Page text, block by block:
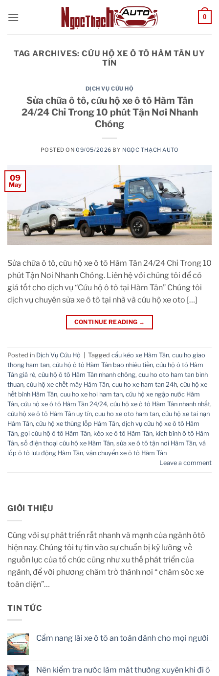
0
TAG ARCHIVES:CỨU HỘ XE Ô TÔ HÀM TÂN UY
TÍN
DỊCH VỤ CỨU HỘ
Sửa chữa ô tô, cứu hộ xe ô tô Hàm Tân
24/24 Chỉ Trong 10 phút Tận Nơi Nhanh
Chóng
POSTED ON09/05/2026 BY NGỌC THẠCH AUTO
09
May
Sửa chữa ô tô, cứu hộ xe ô tô Hàm Tân 24/24 Chỉ Trong 10
phút Tận Nơi Nhanh Chóng. Liên hệ với chúng tôi để có
giá tốt cho dịch vụ “Cứu hộ ô tô tại Hàm Tân” Chúng tôi
dịch vụ chuyên sửa xe ô tô tại nhà và cứu hộ xe oto […]
CONTINUE READING →
Posted in Dịch Vụ Cứu Hộ Tagged cẩu kéo xe Hàm Tân, cuu ho giao
thong ham tan, cứu hộ ô tô Hàm Tân bao nhiêu tiền, cứu hộ ô tô Hàm
Tân giá rẻ, cứu hộ ô tô Hàm Tân nhanh chóng, cuu ho oto ham tan binh
thuan, cứu hộ xe chết máy Hàm Tân, cuu ho xe ham tan 24h, cứu hộ xe
hết bình Hàm Tân, cuu ho xe hoi ham tan, cứu hộ xe ngập nước Hàm
Tân, cứu hộ xe ô tô Hàm Tân 24/24, cứu hộ xe ô tô Hàm Tân nhanh nhất,
cứu hộ xe ô tô Hàm Tân uy tín, cuu ho xe oto ham tan, cứu hộ xe tai nạn
Hàm Tân, cứu hộ xe thủng lốp Hàm Tân, dịch vụ cứu hộ xe ô tô Hàm
Tân, gọi cứu hộ ô tô Hàm Tân, kéo xe ô tô Hàm Tân, kích bình ô tô Hàm
Tân, số điện thoại cứu hộ xe Hàm Tân, sửa xe ô tô tận nơi Hàm Tân, vá
lốp ô tô lưu động Hàm Tân, vận chuyển xe ô tô Hàm Tân
Leave a comment
GIỚI THIỆU
Cùng với sự phát triển rất nhanh và mạnh của ngành ôtô
hiện nay. Chúng tôi tự tin vào sự chuẩn bị kỹ lưỡng về
nguồn lực của tổ chức cũng như xu thế phát triển của
ngành, để với phương châm trở thành nơi “ chăm sóc xe
toàn diện”…
TIN TỨC
Cẩm nang lái xe ô tô an toàn dành cho mọi người
Cẩm
nang
Nên kiểm tra nước làm mát thường xuyên khi đi ô